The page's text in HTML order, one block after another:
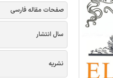
صفحات مقاله فارسی
سال انتشار
نشریه